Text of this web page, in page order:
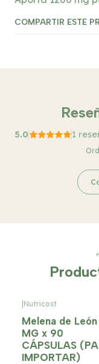
COMPARTIR ESTE
5.0 1
Nutricost
Melena de
MG x 90
CÁPSULAS
IMPORTAR)